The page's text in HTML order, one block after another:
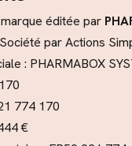
éditée par
par Actions
: PHARMABOX
774 170
€